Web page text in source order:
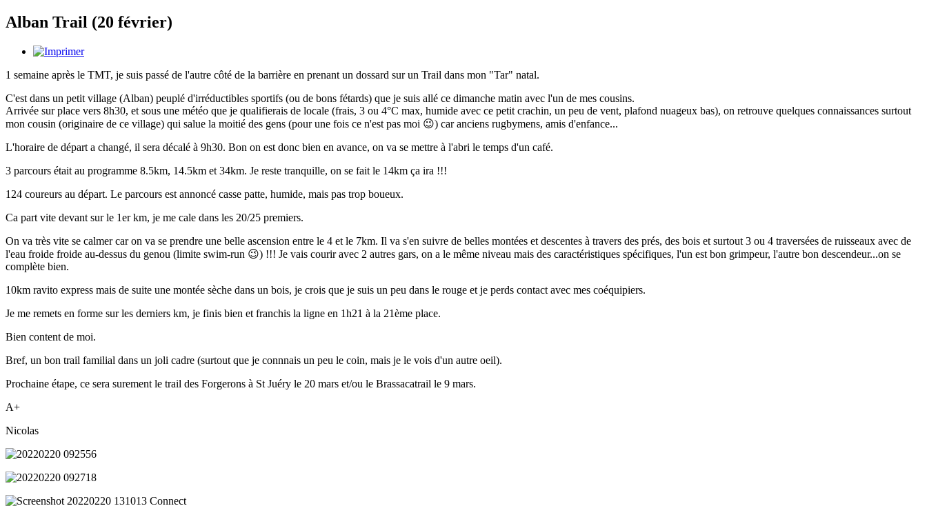
Alban Trail (20 février)
1 semaine après le TMT, je suis passé de l'autre côté de la barrière en prenant un dossard sur un Trail dans mon "Tar" natal.
C'est dans un petit village (Alban) peuplé d'irréductibles sportifs (ou de bons fétards) que je suis allé ce dimanche matin avec l'un de mes cousins.
Arrivée sur place vers 8h30, et sous une météo que je qualifierais de locale (frais, 3 ou 4°C max, humide avec ce petit crachin, un peu de vent, plafond nuageux bas), on retrouve quelques connaissances surtout
mon cousin (originaire de ce village) qui salue la moitié des gens (pour une fois ce n'est pas moi 😉) car anciens rugbymens, amis d'enfance...
L'horaire de départ a changé, il sera décalé à 9h30. Bon on est donc bien en avance, on va se mettre à l'abri le temps d'un café.
3 parcours était au programme 8.5km, 14.5km et 34km. Je reste tranquille, on se fait le 14km ça ira !!!
124 coureurs au départ. Le parcours est annoncé casse patte, humide, mais pas trop boueux.
Ca part vite devant sur le 1er km, je me cale dans les 20/25 premiers.
On va très vite se calmer car on va se prendre une belle ascension entre le 4 et le 7km. Il va s'en suivre de belles montées et descentes à travers des prés, des bois et surtout 3 ou 4 traversées de ruisseaux avec de
l'eau froide froide au-dessus du genou (limite swim-run 😉) !!! Je vais courir avec 2 autres gars, on a le même niveau mais des caractéristiques spécifiques, l'un est bon grimpeur, l'autre bon descendeur...on se
complète bien.
10km ravito express mais de suite une montée sèche dans un bois, je crois que je suis un peu dans le rouge et je perds contact avec mes coéquipiers.
Je me remets en forme sur les derniers km, je finis bien et franchis la ligne en 1h21 à la 21ème place.
Bien content de moi.
Bref, un bon trail familial dans un joli cadre (surtout que je connnais un peu le coin, mais je le vois d'un autre oeil).
Prochaine étape, ce sera surement le trail des Forgerons à St Juéry le 20 mars et/ou le Brassacatrail le 9 mars.
A+
Nicolas